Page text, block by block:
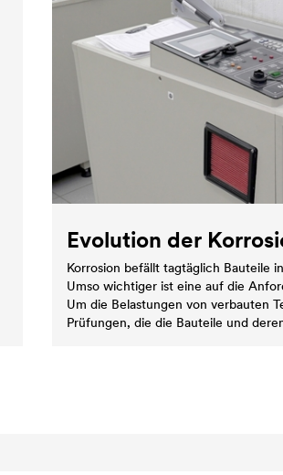
Evo­lu­ti­on der
Korrosion befällt tagtäglich Bauteile
Umso wichtiger ist eine auf die
Um die Belastungen von verbauten
Prüfungen, die die Bauteile und